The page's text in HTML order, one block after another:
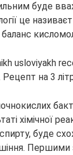
буде
це
хімічної
буде
Першими